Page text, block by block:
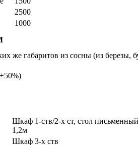
2500
1000
же габаритов из сосны (из березы,
Шкаф 1-ств/2-х ст, стол
1,2м
Шкаф 3-х ств